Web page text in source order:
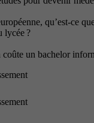
qu’est-ce
lycée ?
coûte un bachelor